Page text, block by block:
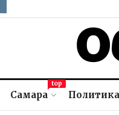
Самара
top
Политика